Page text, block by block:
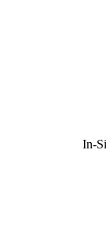
In-